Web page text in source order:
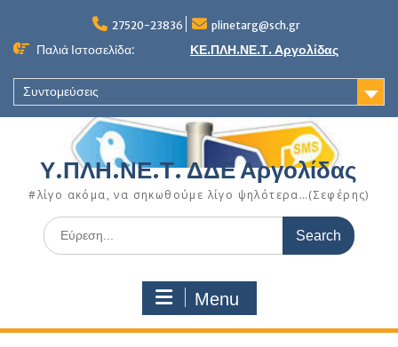
content
27520-23836 plinetarg@sch.gr
Παλιά Ιστοσελίδα: ΚΕ.ΠΛΗ.ΝΕ.Τ. Αργολίδας
Συντομεύσεις
Υ.ΠΛΗ.ΝΕ.Τ. ΔΔΕ Αργολίδας
#λίγο ακόμα, να σηκωθούμε λίγο ψηλότερα…(Σεφέρης)
Search
for:
Menu